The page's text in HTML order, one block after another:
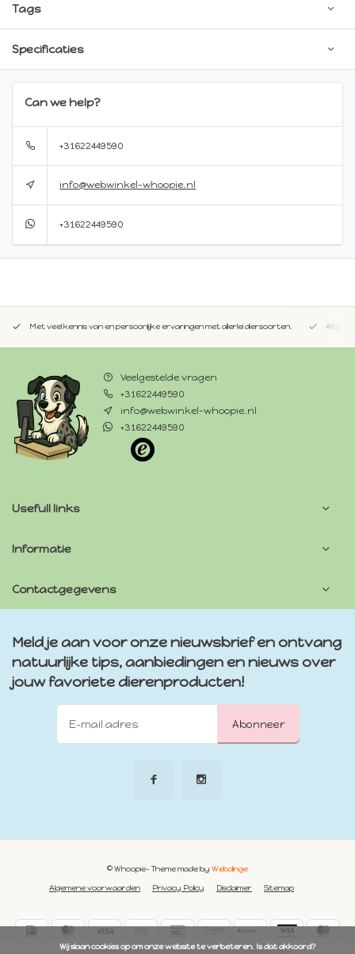
Tags
Specificaties
Can we help?
+31622449590
info@webwinkel-whoopie.nl
+31622449590
Met veel kennis van en persoonlijke ervaringen met allerlei diersoorten. Altijd
Veelgestelde vragen
+31622449590
info@webwinkel-whoopie.nl
+31622449590
Usefull links
Informatie
Contactgegevens
Meld je aan voor onze nieuwsbrief en ontvang
natuurlijke tips, aanbiedingen en nieuws over
jouw favoriete dierenproducten!
Abonneer
Algemene voorwaarden Privacy Policy Disclaimer Sitemap
© Whoopie- Theme made by Webdinge